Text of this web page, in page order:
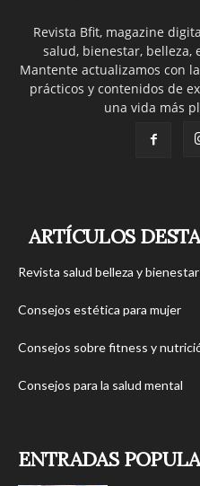
Revista Bfit, magazine
salud, bienestar, belleza,
Mantente actualizamos con
prácticos y contenidos de
una vida más
ARTÍCULOS
Revista salud belleza y bienestar
Consejos estética para mujer
Consejos sobre fitness y
Consejos para la salud mental
ENTRADAS